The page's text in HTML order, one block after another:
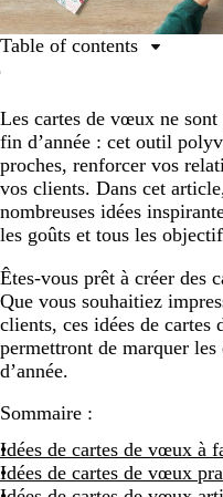
Les cartes de vœux ne sont
fin d’année : cet outil
proches, renforcer vos
vos clients. Dans cet
nombreuses idées
les goûts et tous les
Êtes-vous prêt à créer des
Que vous souhaitiez
clients, ces idées de
permettront de marquer
d’année.
Sommaire :
Idées de cartes de vœux à
Idées de cartes de vœux
Table of contents
Idées de cartes de
Idées de cartes de
Idées de cartes de
Idées de cartes de
Donnez vie à vos